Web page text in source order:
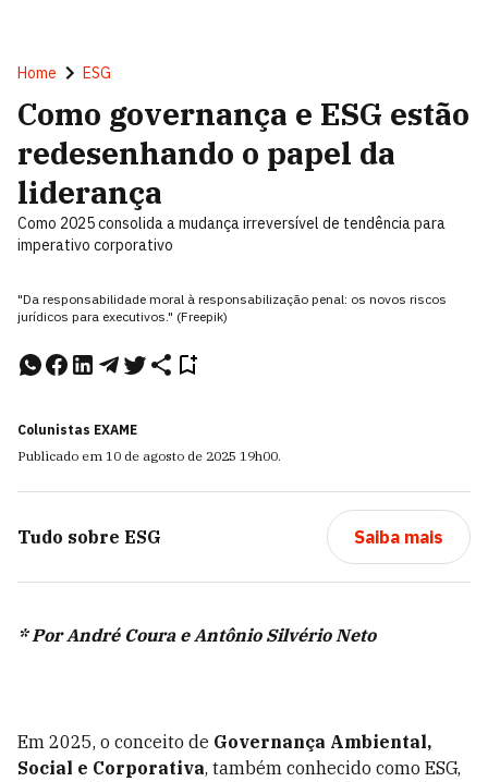
Home ESG
Como governança e ESG estão
redesenhando o papel da
liderança
Como 2025 consolida a mudança irreversível de tendência para
imperativo corporativo
"Da responsabilidade moral à responsabilização penal: os novos riscos
jurídicos para executivos." (Freepik)
Colunistas EXAME
Publicado em 10 de agosto de 2025 19h00.
Tudo sobre ESG Saiba mais
* Por André Coura e Antônio Silvério Neto
Em 2025, o conceito de Governança Ambiental,
Social e Corporativa, também conhecido como ESG,